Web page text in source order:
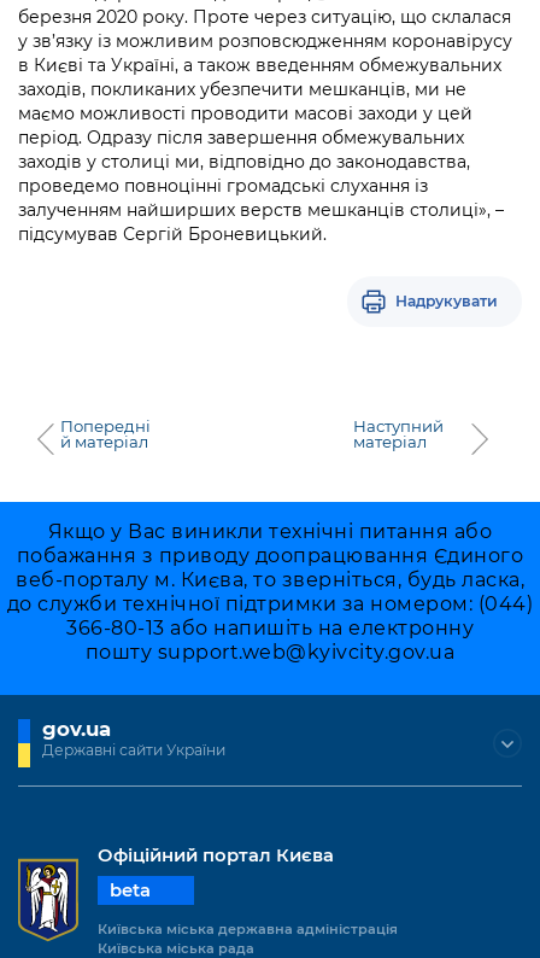
Підприємства, установи, організації
Kyiv International Relations
Річні звіти
Гендерна політика
Безбар'єрність
Портал Захисників та Захисниць
Безбар'єрність
Портал послуг
Міський застосунок Київ Цифровий
Важливе під час воєнного стану
Уряд» – місцевий рівень»
Важливе під час воєнного стану
Про відкриті дані
Портал даних Києва
Публічні дашборди
березня 2020 року. Проте через ситуацію, що склалася
у зв’язку із можливим розповсюдженням коронавірусу
в Києві та Україні, а також введенням обмежувальних
заходів, покликаних убезпечити мешканців, ми не
маємо можливості проводити масові заходи у цей
період. Одразу після завершення обмежувальних
заходів у столиці ми, відповідно до законодавства,
проведемо повноцінні громадські слухання із
залученням найширших верств мешканців столиці», –
підсумував Сергій Броневицький.
Надрукувати
Попередні
й матеріал
Наступний
матеріал
Якщо у Вас виникли технічні питання або
побажання з приводу доопрацювання Єдиного
веб-порталу м. Києва, то зверніться, будь ласка,
до служби технічної підтримки за номером: (044)
366-80-13 або напишіть на електронну
пошту support.web@kyivcity.gov.ua
gov.ua
Державні сайти України
Офіційний портал Києва
beta
Київська міська державна адміністрація
Київська міська рада